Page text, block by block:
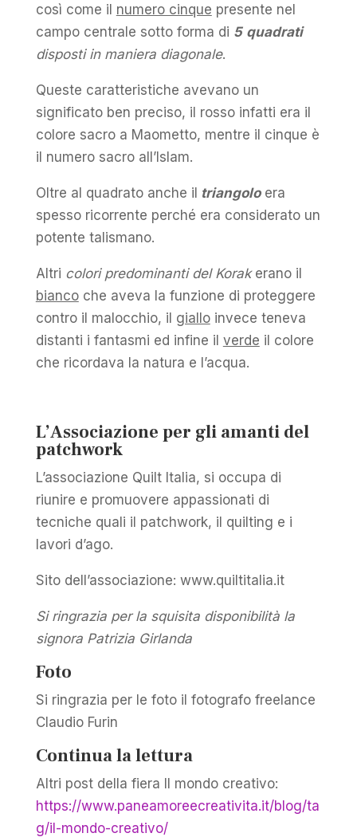
così come il numero cinque presente nel
campo centrale sotto forma di 5 quadrati
disposti in maniera diagonale.
Queste caratteristiche avevano un
significato ben preciso, il rosso infatti era il
colore sacro a Maometto, mentre il cinque è
il numero sacro all’Islam.
Oltre al quadrato anche il triangoloera
spesso ricorrente perché era considerato un
potente talismano.
Altri colori predominanti del Korakerano il
biancoche aveva la funzione di proteggere
contro il malocchio, il gialloinvece teneva
distanti i fantasmi ed infine il verde il colore
che ricordava la natura e l’acqua.
L’Associazione per gli amanti del
patchwork
L’associazione Quilt Italia, si occupa di
riunire e promuovere appassionati di
tecniche quali il patchwork, il quilting e i
lavori d’ago.
Sito dell’associazione: www.quiltitalia.it
Si ringrazia per la squisita disponibilità la
signora Patrizia Girlanda
Foto
Si ringrazia per le foto il fotografo freelance
Claudio Furin
Continua la lettura
Altri post della fiera Il mondo creativo:
https://www.paneamoreecreativita.it/blog/ta
g/il-mondo-creativo/